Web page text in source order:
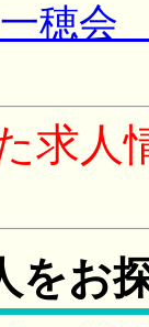
穂会
求人
をお